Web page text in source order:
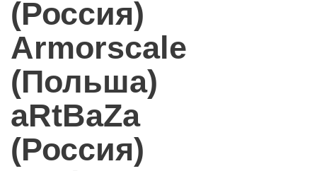
(Россия)
Armorscale
(Польша)
aRtBaZa
(Россия)